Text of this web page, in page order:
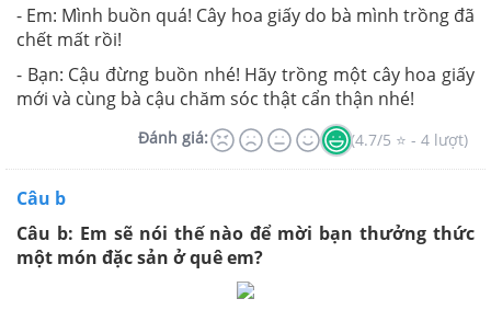
- Em: Mình buồn quá! Cây hoa giấy do bà mình trồng đã
chết mất rồi!
- Bạn: Cậu đừng buồn nhé! Hãy trồng một cây hoa giấy
mới và cùng bà cậu chăm sóc thật cẩn thận nhé!
Đánh giá: (4.7/5 ⭐ - 4 lượt)
Câu b
Câu b: Em sẽ nói thế nào để mời bạn thưởng thức
một món đặc sản ở quê em?